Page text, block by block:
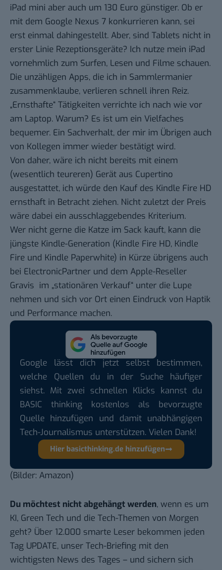
iPad mini aber auch um 130 Euro günstiger. Ob er
mit dem Google Nexus 7 konkurrieren kann, sei
erst einmal dahingestellt. Aber, sind Tablets nicht in
erster Linie Rezeptionsgeräte? Ich nutze mein iPad
vornehmlich zum Surfen, Lesen und Filme schauen.
Die unzähligen Apps, die ich in Sammlermanier
zusammenklaube, verlieren schnell ihren Reiz.
„Ernsthafte“ Tätigkeiten verrichte ich nach wie vor
am Laptop. Warum? Es ist um ein Vielfaches
bequemer. Ein Sachverhalt, der mir im Übrigen auch
von Kollegen immer wieder bestätigt wird.
Von daher, wäre ich nicht bereits mit einem
(wesentlich teureren) Gerät aus Cupertino
ausgestattet, ich würde den Kauf des Kindle Fire HD
ernsthaft in Betracht ziehen. Nicht zuletzt der Preis
wäre dabei ein ausschlaggebendes Kriterium.
Wer nicht gerne die Katze im Sack kauft, kann die
jüngste Kindle-Generation (Kindle Fire HD, Kindle
Fire und Kindle Paperwhite) in Kürze übrigens auch
bei ElectronicPartner und dem Apple-Reseller
Gravis im „stationären Verkauf“ unter die Lupe
nehmen und sich vor Ort einen Eindruck von Haptik
und Performance machen.
Google lässt dich jetzt selbst bestimmen,
welche Quellen du in der Suche häufiger
siehst. Mit zwei schnellen Klicks kannst du
BASIC thinking kostenlos als bevorzugte
Quelle hinzufügen und damit unabhängigen
Tech-Journalismus unterstützen. Vielen Dank!
Hier basicthinking.de hinzufügen
(Bilder: Amazon)
Du möchtest nicht abgehängt werden, wenn es um
KI, Green Tech und die Tech-Themen von Morgen
geht? Über 12.000 smarte Leser bekommen jeden
Tag UPDATE, unser Tech-Briefing mit den
wichtigsten News des Tages – und sichern sich